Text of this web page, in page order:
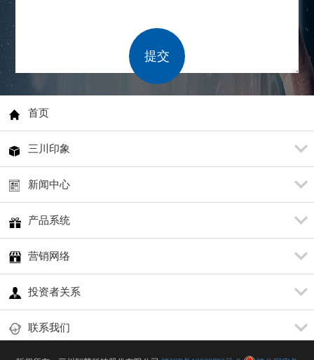
提交
首页
三川印象
新闻中心
产品系统
营销网络
投资者关系
联系我们